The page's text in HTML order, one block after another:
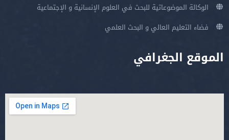
الوكالة الموضوعاتية للبحث في العلوم الإنسانية و الإجتماعية
فضاء التعليم العالي و البحث العلمي
الموقع الجغرافي